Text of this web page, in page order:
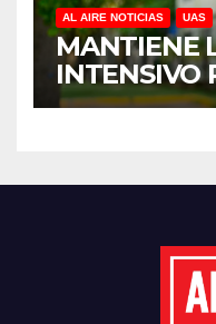
AL AIRE NOTICIAS UAS
MANTIENE
INTENSIVO
DEL CICLO